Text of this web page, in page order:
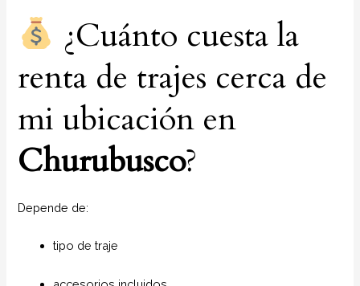
¿Cuánto cuesta la
renta de trajes cerca de
mi ubicación en
Churubusco?
Depende de:
tipo de traje